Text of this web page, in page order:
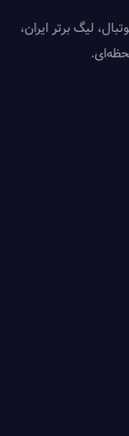
لیگ برتر ایران،